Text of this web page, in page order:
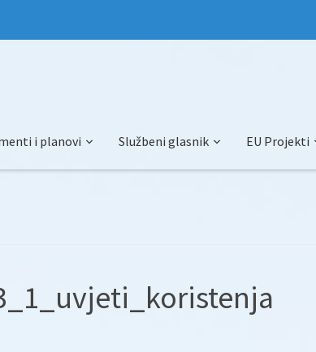
i planovi Službeni glasnik EU Projekti